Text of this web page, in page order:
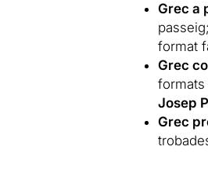
Grec a
format
Grec
Josep
Grec